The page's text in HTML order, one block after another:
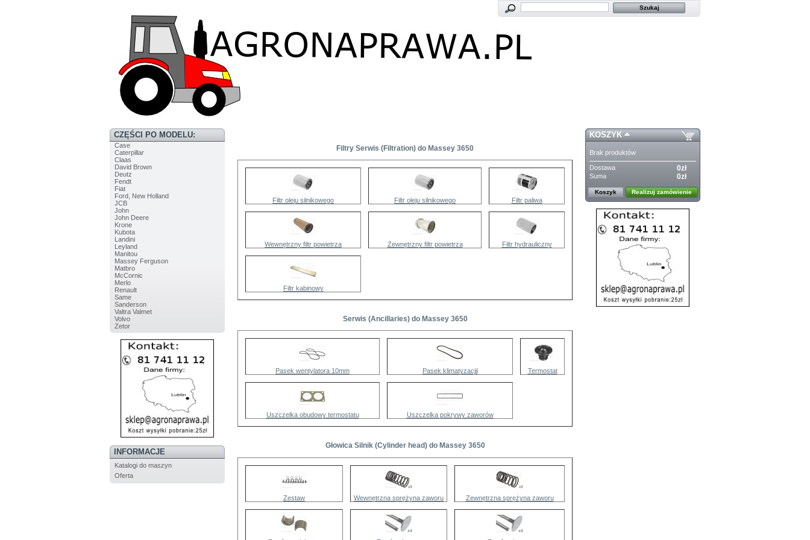
CZĘŚCI PO MODELU:
Case
Caterpillar
Claas
David Brown
Deutz
Fendt
Fiat
Ford, New Holland
JCB
John
John Deere
Krone
Kubota
Landini
Leyland
Manitou
Massey Ferguson
Matbro
McCornic
Merlo
Renault
Same
Sanderson
Valtra Valmet
Volvo
Zetor
INFORMACJE
Katalogi do maszyn
Oferta
Filtry Serwis (Filtration) do Massey 3650
Filtr oleju silnikowego Filtr oleju silnikowego Filtr paliwa
Wewnętrzny filtr powietrza Zewnętrzny filtr powietrza Filtr hydrauliczny
Filtr kabinowy
Serwis (Ancillaries) do Massey 3650
Pasek wentylatora 10mm Pasek klimatyzacjii Termostat
Uszczelka obudowy termostatu Uszczelka pokrywy zaworów
Głowica Silnik (Cylinder head) do Massey 3650
Zestaw Wewnętrzna sprężyna zaworu Zewnętrzna sprężyna zaworu
KOSZYK
Brak produktów
Dostawa 0zł
Suma 0zł
Koszyk Realizuj zamówienie